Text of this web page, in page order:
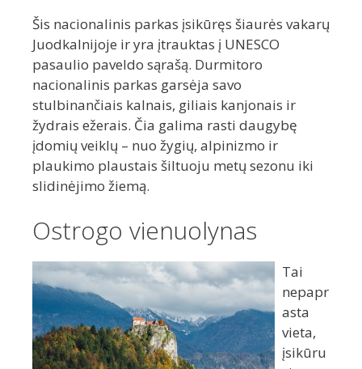
Šis nacionalinis parkas įsikūręs šiaurės vakarų
Juodkalnijoje ir yra įtrauktas į UNESCO
pasaulio paveldo sąrašą. Durmitoro
nacionalinis parkas garsėja savo
stulbinančiais kalnais, giliais kanjonais ir
žydrais ežerais. Čia galima rasti daugybę
įdomių veiklų – nuo žygių, alpinizmo ir
plaukimo plaustais šiltuoju metų sezonu iki
slidinėjimo žiemą.
Ostrogo vienuolynas
Tai
nepapr
asta
vieta,
įsikūru